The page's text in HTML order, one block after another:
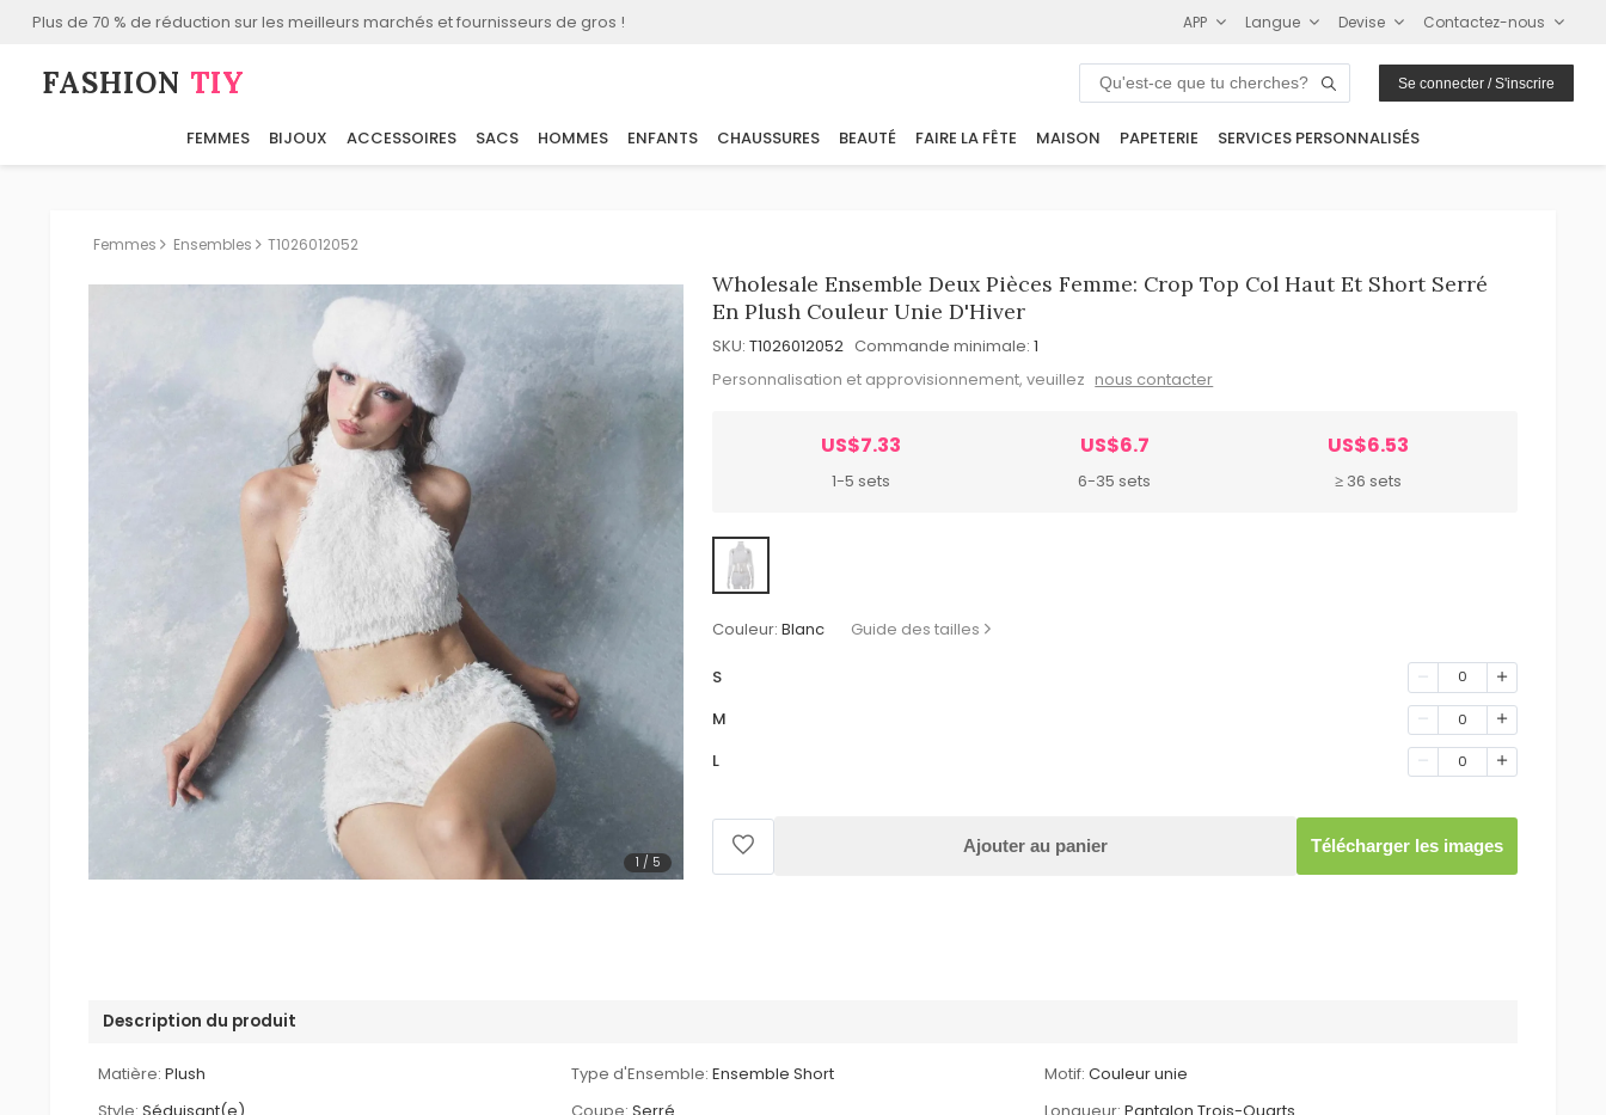
Plus de 70 % de réduction sur les meilleurs marchés et fournisseurs de gros ! APP Langue Devise Contactez-nous
FASHION⁠ TIY Se connecter / S'inscrire
FEMMES BIJOUX ACCESSOIRES SACS HOMMES ENFANTS CHAUSSURES BEAUTÉ FAIRE LA FÊTE MAISON PAPETERIE SERVICES PERSONNALISÉS
Femmes Ensembles T1026012052
1 / 5
Wholesale Ensemble Deux Pièces Femme: Crop Top Col Haut Et Short Serré
En Plush Couleur Unie D'Hiver
SKU: T1026012052 Commande minimale: 1
Personnalisation et approvisionnement, veuillez nous contacter
US$7.33
1-5 sets
US$6.7
6-35 sets
US$6.53
≥ 36 sets
Couleur: Blanc Guide des tailles
S 0
M 0
L 0
Ajouter au panier Télécharger les images
Description du produit
Matière: Plush Type d'Ensemble: Ensemble Short Motif: Couleur unie